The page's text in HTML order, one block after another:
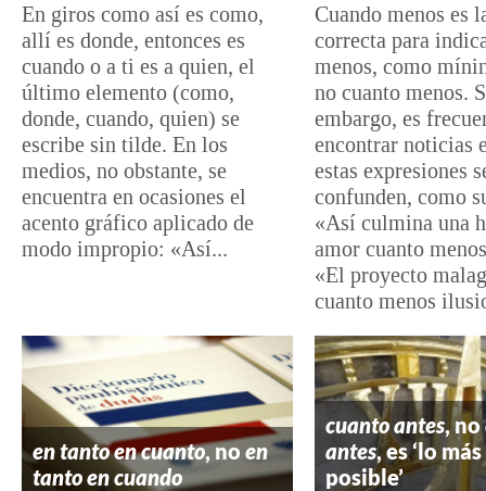
En giros como así es como,
allí es donde, entonces es
cuando o a ti es a quien, el
último elemento (como,
donde, cuando, quien) se
escribe sin tilde. En los
medios, no obstante, se
encuentra en ocasiones el
acento gráfico aplicado de
modo impropio: «Así...
Cuando menos es
correcta para
menos, como
no cuanto menos.
embargo, es
encontrar noticias
estas expresiones
confunden, como
«Así culmina una
amor cuanto
«El proyecto
cuanto menos
en tanto en cuanto, no en
tanto en cuando
cuanto antes, no
antes, es ‘lo
posible’